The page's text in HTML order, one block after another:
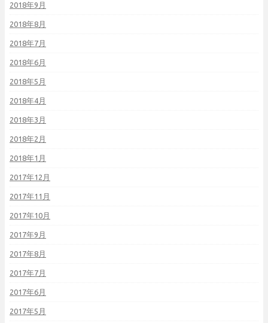
2018年9月
2018年8月
2018年7月
2018年6月
2018年5月
2018年4月
2018年3月
2018年2月
2018年1月
2017年12月
2017年11月
2017年10月
2017年9月
2017年8月
2017年7月
2017年6月
2017年5月